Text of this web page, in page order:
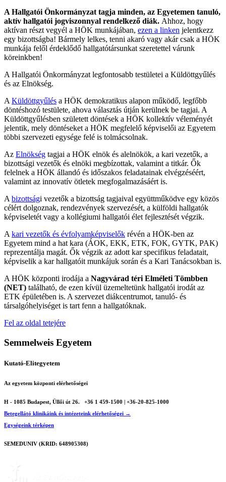
A Hallgatói Önkormányzat tagja minden, az Egyetemen tanuló,
aktív hallgatói jogviszonnyal rendelkező diák. Ahhoz, hogy
aktívan részt vegyél a HÖK munkájában, ezen a linken jelentkezz
egy bizottságba! Bármely lelkes, tenni akaró vagy akár csak a HÖK
munkája felől érdeklődő hallgatótársunkat szeretettel várunk
köreinkben!
A Hallgatói Önkormányzat legfontosabb testületei a Küldöttgyűlés
és az Elnökség.
AKüldöttgyűlés a HÖK demokratikus alapon működő, legfőbb
döntéshozó testülete, ahova választás útján kerülnek be tagjai. A
Küldöttgyűlésben született döntések a HÖK kollektív véleményét
jelentik, mely döntéseket a HÖK megfelelő képviselői az Egyetem
többi szervezeti egysége felé is tolmácsolnak.
Az Elnökség tagjai a HÖK elnök és alelnökök, a kari vezetők, a
bizottsági vezetők és elnöki megbízottak, valamint a titkár. Ők
felelnek a HÖK állandó és időszakos feladatainak elvégzéséért,
valamint az innovatív ötletek megfogalmazásáért is.
Abizottsági vezetők a bizottság tagjaival együttműködve egy közös
célért dolgoznak, rendezvények szervezését, a külföldi hallgatók
képviseletét vagy a kollégiumi hallgatói élet fejlesztését végzik.
Akari vezetők és évfolyamképviselők révén a HÖK-ben az
Egyetem mind a hat kara (ÁOK, EKK, ETK, FOK, GYTK, PAK)
reprezentálja magát. Ők végzik az adott kar specifikus feladatait,
képviselik a kar hallgatóit munkájuk során és a Kari Tanácsokban is.
A HÖK központi irodája a Nagyvárad téri Elméleti Tömbben
(NET) található, de ezen kívül üzemeltetünk hallgatói irodát az
ETK épületében is. A szervezet diákcentrumot, tanuló- és
társalgóhelyiséget is tart fenn a hallgatóknak.
Fel az oldal tetejére
Semmelweis Egyetem
Kutató-Elitegyetem
Az egyetem központi elérhetőségei
H - 1085 Budapest, Üllői út 26.
+36 1 459-1500 | +36-20-825-1000
Betegellátó klinikáink és intézeteink elérhetőségei →
Egységeink térképen
SEMEDUNIV (KRID: 648905308)